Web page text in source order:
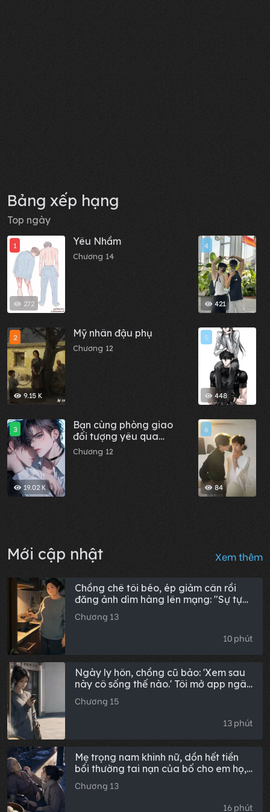
Bảng xếp hạng
Top ngày
272
1 Yêu Nhầm
Chương 14
9.15 K
2 Mỹ nhân đậu phụ
Chương 12
19.02 K
3
Bạn cùng phòng giao
đối tượng yêu qua
mạng dính người của
cậu ấy cho tôi
Chương 12
421
4
448
5
84
6
Mới cập nhật Xem thêm
Chồng chê tôi béo, ép giảm cân rồi
đăng ảnh dìm hàng lên mạng: "Sự tự
giác của đàn bà trung niên"
Chương 13
10 phút
Ngày ly hôn, chồng cũ bảo: 'Xem sau
này cô sống thế nào.' Tôi mở app ngân
hàng: 'Công ty mới gọi vốn được 50
triệu, anh có muốn xem qua không?'
Chương 15
13 phút
Mẹ trọng nam khinh nữ, dồn hết tiền
bồi thường tai nạn của bố cho em họ,
để rồi khi bà liệt giường tôi ném ra
đường, tôi thẳng thừng: Đáng đời!
Chương 13
16 phút